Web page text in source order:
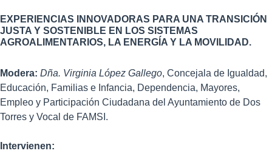
EXPERIENCIAS INNOVADORAS PARA UNA TRANSICIÓN
JUSTA Y SOSTENIBLE EN LOS SISTEMAS
AGROALIMENTARIOS, LA ENERGÍA Y LA MOVILIDAD.
Modera: Dña. Virginia López Gallego, Concejala de Igualdad,
Educación, Familias e Infancia, Dependencia, Mayores,
Empleo y Participación Ciudadana del Ayuntamiento de Dos
Torres y Vocal de FAMSI.
Intervienen: